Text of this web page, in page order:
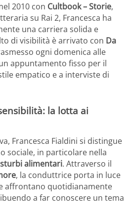
2010 con Cultbook – Storie,
su Rai 2, Francesca ha
una carriera solida e
di visibilità è arrivato con Da
ogni domenica alle
appuntamento fisso per il
empatico e a interviste di
la lotta ai
Francesca Fialdini si distingue
sociale, in particolare nella
alimentari. Attraverso il
, la conduttrice porta in luce
affrontano quotidianamente
a far conoscere un tema